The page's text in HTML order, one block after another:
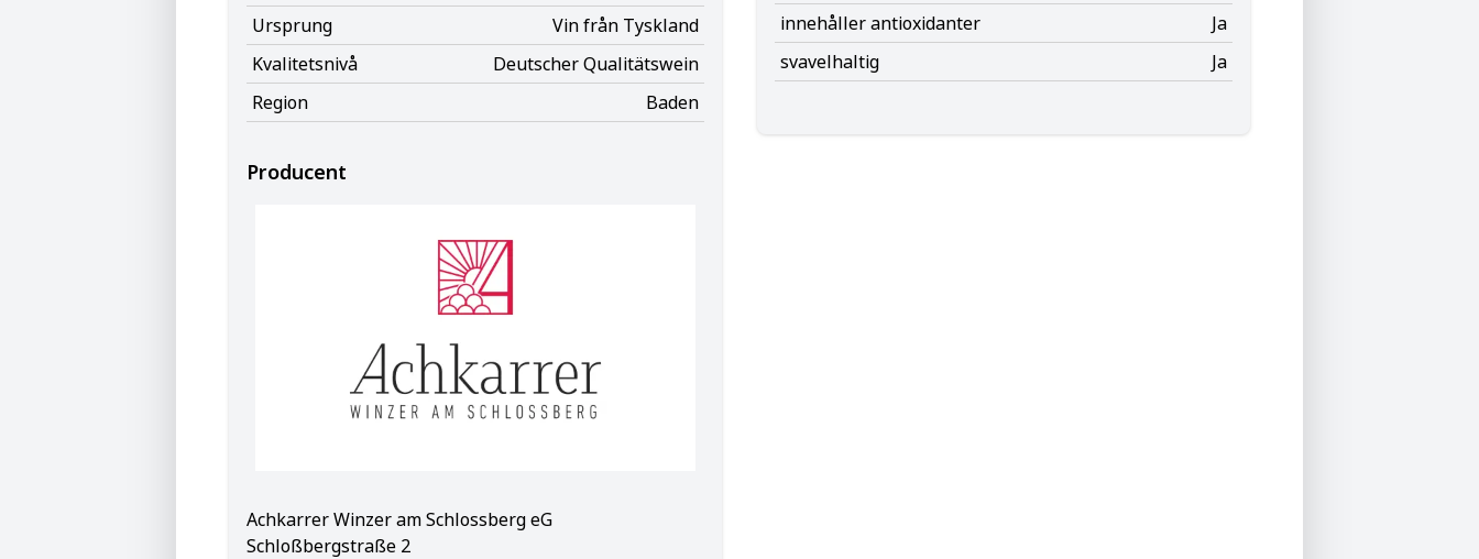
Ursprung
Vin från Tyskland
Kvalitetsnivå
Deutscher Qualitätswein
Region
Baden
Producent
Achkarrer Winzer am Schlossberg eG
Schloßbergstraße 2
innehåller antioxidanter
Ja
svavelhaltig
Ja